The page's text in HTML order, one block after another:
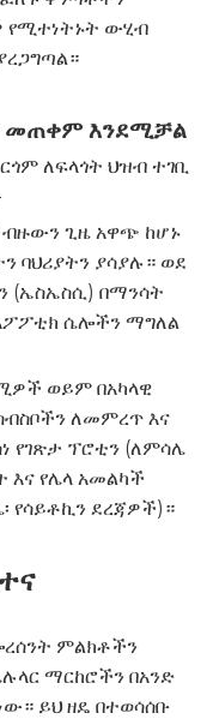
የሚተነትኑት ውሂብ
መጠቀም እንደሚቻል
ለፍላጎት ህዝብ ተገቢ
ጊዜ አዋጭ ከሆኑ
ባህሪያትን ያሳያሉ። ወደ
(ኤስኤስሲ) በማንሳት
ሴሎችን ማግለል
ወይም በአካላዊ
ለመምረጥ እና
የገጽታ ፕሮቲን (ለምሳሌ
የሌላ አመልካች
የሳይቶኪን ደረጃዎች)።
ምልክቶችን
ማርከሮችን በአንድ
ይህ ዘዴ በተወሳሰቡ